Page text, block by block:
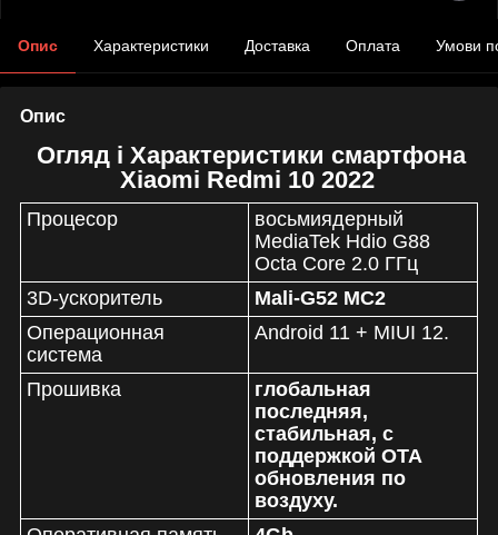
Опис Характеристики Доставка Оплата Умови
Опис
Огляд і Характеристики смартфона
Xiaomi Redmi 10 2022
Процесор
восьмиядерный
MediaTek Hdio G88
Octa Core 2.0 ГГц
3D-ускоритель
Mali-G52 MC2
Операционная
система
Android 11 + MIUI 12.
Прошивка
глобальная
последняя,
стабильная, с
поддержкой ОТА
обновления по
воздуху.